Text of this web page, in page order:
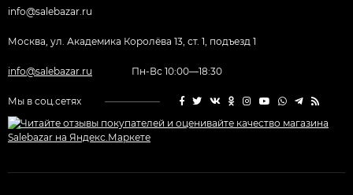
info@salebazar.ru
Москва, ул. Академика Королёва 13, ст. 1, подъезд 1
info@salebazar.ru Пн-Вс 10:00—18:30
Мы в соц.сетях